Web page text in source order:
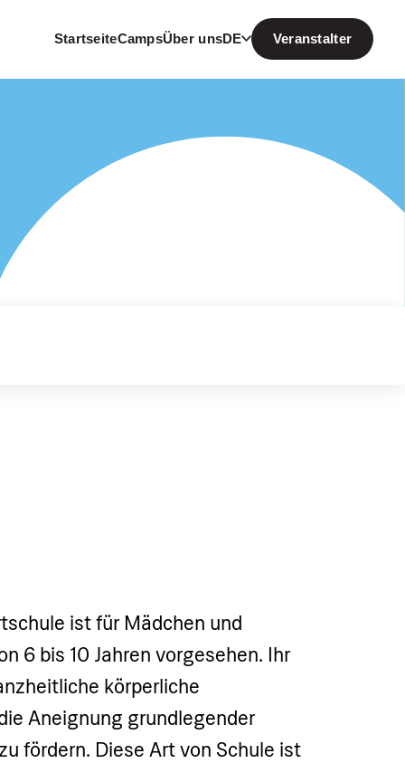
StartseiteCampsÜber unsDE Veranstalter
ist für Mädchen und
6 bis 10 Jahren vorgesehen. Ihr
körperliche
Aneignung grundlegender
fördern. Diese Art von Schule ist